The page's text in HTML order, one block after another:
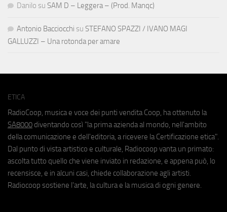
Danilo su SAM D – Leggera – (Prod. Manqc)
Antonio Bacciocchi su STEFANO SPAZZI / IVANO MAGI
GALLUZZI – Una rotonda per amare
ETICA
RadioCoop, musica e voce dei punti vendita Coop, ha ottenuto la
SA8000 diventando così "la prima azienda al mondo, nell'ambito
della comunicazione e dell'editoria, a ricevere la Certificazione etica".
Dal punto di vista artistico e culturale, Radiocoop vanta un primato:
ascolta tutto quello che viene inviato in redazione, e appena può, lo
recensisce, e in alcuni casi, chiede collaborazione agli artisti.
Radiocoop sostiene l'arte, la cultura e la musica di ogni genere.